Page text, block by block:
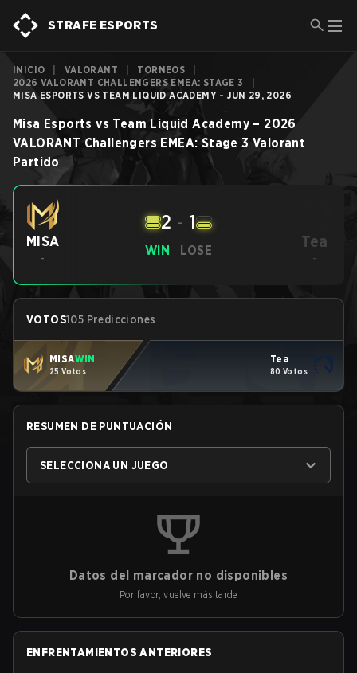
STRAFE ESPORTS
INICIO VALORANT TORNEOS
2026 VALORANT CHALLENGERS EMEA: STAGE 3
MISA ESPORTS VS TEAM LIQUID ACADEMY - JUN 29, 2026
Misa Esports vs Team Liquid Academy – 2026
VALORANT Challengers EMEA: Stage 3 Valorant
Partido
MISA
-
WIN
2 - 1
LOSE Tea
-
VOTOS105 Predicciones
MISAWIN
25 Votos
Tea
80 Votos
RESUMEN DE PUNTUACIÓN
SELECCIONA UN JUEGO
Datos del marcador no disponibles
Por favor, vuelve más tarde
ENFRENTAMIENTOS ANTERIORES